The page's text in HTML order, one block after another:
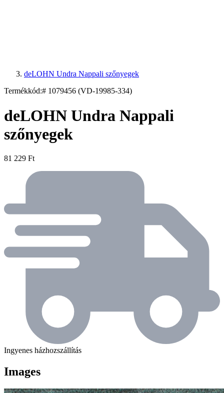
deLOHN Undra Nappali szőnyegek
Termékkód:# 1079456 (VD-19985-334)
deLOHN Undra Nappali
szőnyegek
81 229 Ft
Ingyenes házhozszállítás
Images